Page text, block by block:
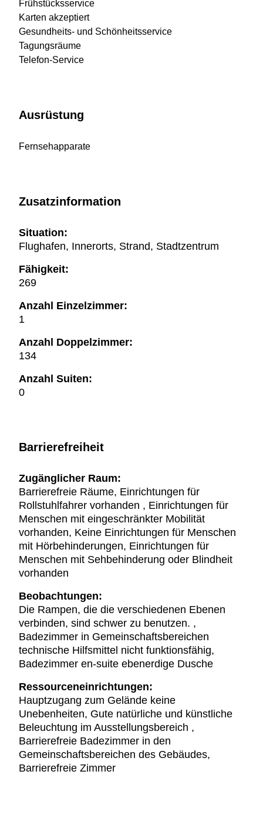
Frühstücksservice
Karten akzeptiert
Gesundheits- und Schönheitsservice
Tagungsräume
Telefon-Service
Ausrüstung
Fernsehapparate
Zusatzinformation
Situation:
Flughafen, Innerorts, Strand, Stadtzentrum
Fähigkeit:
269
Anzahl Einzelzimmer:
1
Anzahl Doppelzimmer:
134
Anzahl Suiten:
0
Barrierefreiheit
Zugänglicher Raum:
Barrierefreie Räume, Einrichtungen für
Rollstuhlfahrer vorhanden , Einrichtungen für
Menschen mit eingeschränkter Mobilität
vorhanden, Keine Einrichtungen für Menschen
mit Hörbehinderungen, Einrichtungen für
Menschen mit Sehbehinderung oder Blindheit
vorhanden
Beobachtungen:
Die Rampen, die die verschiedenen Ebenen
verbinden, sind schwer zu benutzen. ,
Badezimmer in Gemeinschaftsbereichen
technische Hilfsmittel nicht funktionsfähig,
Badezimmer en-suite ebenerdige Dusche
Ressourceneinrichtungen:
Hauptzugang zum Gelände keine
Unebenheiten, Gute natürliche und künstliche
Beleuchtung im Ausstellungsbereich ,
Barrierefreie Badezimmer in den
Gemeinschaftsbereichen des Gebäudes,
Barrierefreie Zimmer